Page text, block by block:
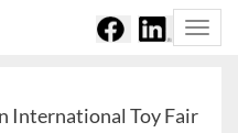
International Toy Fair